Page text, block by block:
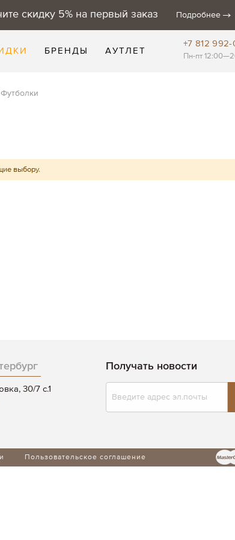
скидку 5% на первый заказ Подробнее
БРЕНДЫ АУТЛЕТ
+7 812 992-
Пн-пт
Футболки
выбору.
30/7 c.1
Получать новости
Подписаться
на
Пользовательское соглашение